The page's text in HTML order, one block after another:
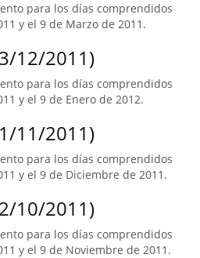
para los días comprendidos
y el 9 de Marzo de 2011.
12/2011)
para los días comprendidos
y el 9 de Enero de 2012.
11/2011)
para los días comprendidos
y el 9 de Diciembre de 2011.
10/2011)
para los días comprendidos
y el 9 de Noviembre de 2011.